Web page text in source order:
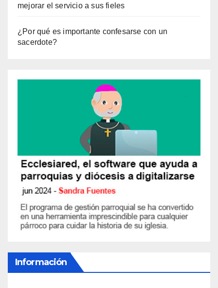
mejorar el servicio a sus fieles
¿Por qué es importante confesarse con un
sacerdote?
Información